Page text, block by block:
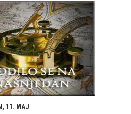
11. MAJ